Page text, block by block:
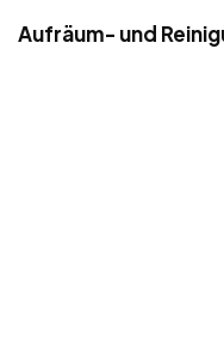
Aufräum- und